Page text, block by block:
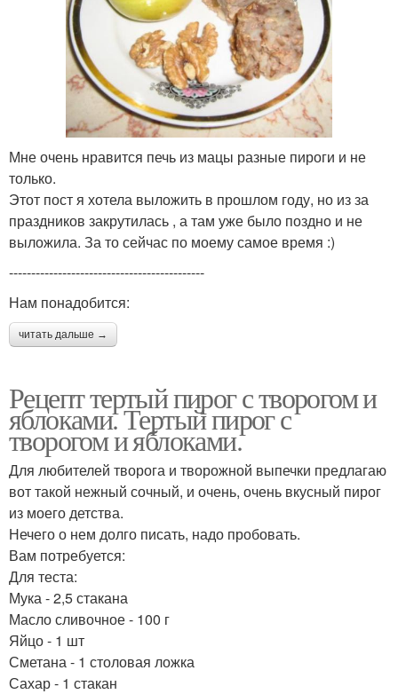
Мне очень нравится печь из мацы разные пироги и не
только.
Этот пост я хотела выложить в прошлом году, но из за
праздников закрутилась , а там уже было поздно и не
выложила. За то сейчас по моему самое время :)
--------------------------------------------
Нам понадобится:
читать дальше →
Рецепт тертый пирог с творогом и
яблоками. Тертый пирог с
творогом и яблоками.
Для любителей творога и творожной выпечки предлагаю
вот такой нежный сочный, и очень, очень вкусный пирог
из моего детства.
Нечего о нем долго писать, надо пробовать.
Вам потребуется:
Для теста:
Мука - 2,5 стакана
Масло сливочное - 100 г
Яйцо - 1 шт
Сметана - 1 столовая ложка
Сахар - 1 стакан